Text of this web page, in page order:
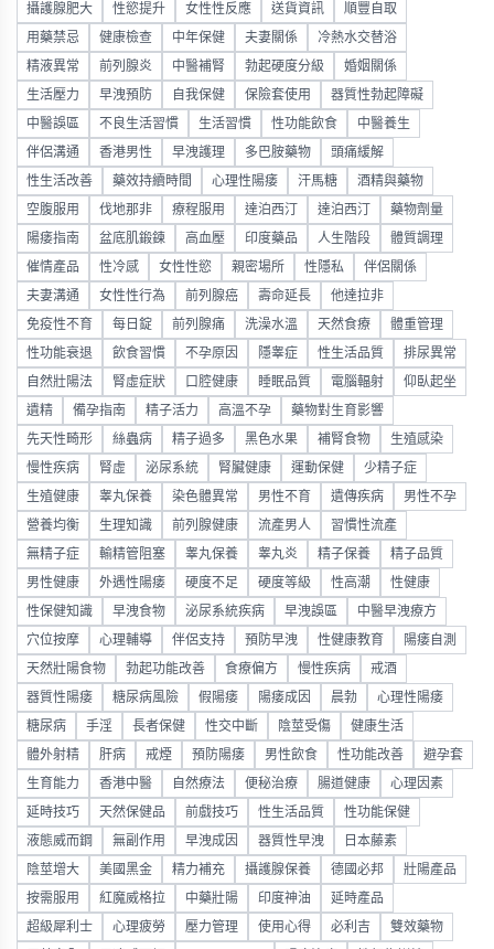
攝護腺肥大 性慾提升 女性性反應 送貨資訊 順豐自取
用藥禁忌 健康檢查 中年保健 夫妻關係 冷熱水交替浴
精液異常 前列腺炎 中醫補腎 勃起硬度分級 婚姻關係
生活壓力 早洩預防 自我保健 保險套使用 器質性勃起障礙
中醫誤區 不良生活習慣 生活習慣 性功能飲食 中醫養生
伴侶溝通 香港男性 早洩護理 多巴胺藥物 頭痛緩解
性生活改善 藥效持續時間 心理性陽痿 汗馬糖 酒精與藥物
空腹服用 伐地那非 療程服用 達泊西汀 達泊西汀 藥物劑量
陽痿指南 盆底肌鍛鍊 高血壓 印度藥品 人生階段 體質調理
催情產品 性冷感 女性性慾 親密場所 性隱私 伴侶關係
夫妻溝通 女性性行為 前列腺癌 壽命延長 他達拉非
免疫性不育 每日錠 前列腺痛 洗澡水溫 天然食療 體重管理
性功能衰退 飲食習慣 不孕原因 隱睾症 性生活品質 排尿異常
自然壯陽法 腎虛症狀 口腔健康 睡眠品質 電腦輻射 仰臥起坐
遺精 備孕指南 精子活力 高溫不孕 藥物對生育影響
先天性畸形 絲蟲病 精子過多 黑色水果 補腎食物 生殖感染
慢性疾病 腎虛 泌尿系統 腎臟健康 運動保健 少精子症
生殖健康 睾丸保養 染色體異常 男性不育 遺傳疾病 男性不孕
營養均衡 生理知識 前列腺健康 流產男人 習慣性流產
無精子症 輸精管阻塞 睾丸保養 睾丸炎 精子保養 精子品質
男性健康 外遇性陽痿 硬度不足 硬度等級 性高潮 性健康
性保健知識 早洩食物 泌尿系統疾病 早洩誤區 中醫早洩療方
穴位按摩 心理輔導 伴侶支持 預防早洩 性健康教育 陽痿自測
天然壯陽食物 勃起功能改善 食療偏方 慢性疾病 戒酒
器質性陽痿 糖尿病風險 假陽痿 陽痿成因 晨勃 心理性陽痿
糖尿病 手淫 長者保健 性交中斷 陰莖受傷 健康生活
體外射精 肝病 戒煙 預防陽痿 男性飲食 性功能改善 避孕套
生育能力 香港中醫 自然療法 便秘治療 腸道健康 心理因素
延時技巧 天然保健品 前戲技巧 性生活品質 性功能保健
液態威而鋼 無副作用 早洩成因 器質性早洩 日本藤素
陰莖增大 美國黑金 精力補充 攝護腺保養 德國必邦 壯陽產品
按需服用 紅魔威格拉 中藥壯陽 印度神油 延時產品
超級犀利士 心理疲勞 壓力管理 使用心得 必利吉 雙效藥物